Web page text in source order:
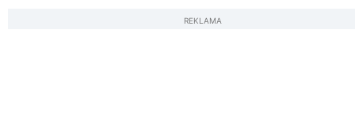
REKLAMA